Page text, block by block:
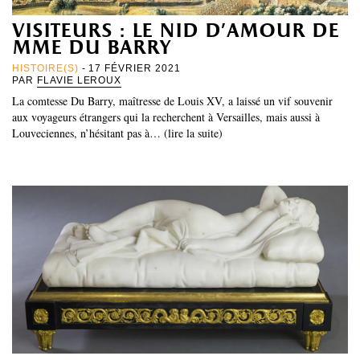
visiteurs : le nid d’amour de
mme du barry
HISTOIRE(S) - 17 FÉVRIER 2021
PAR FLAVIE LEROUX
La comtesse Du Barry, maîtresse de Louis XV, a laissé un vif souvenir
aux voyageurs étrangers qui la recherchent à Versailles, mais aussi à
Louveciennes, n’hésitant pas à… (lire la suite)